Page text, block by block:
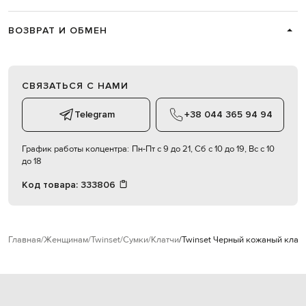
ВОЗВРАТ И ОБМЕН
СВЯЗАТЬСЯ С НАМИ
Telegram +38 044 365 94 94
График работы колцентра: Пн-Пт с 9 до 21, Сб с 10 до 19, Вс с 10
до 18
Код товара: 333806
Главная Женщинам Twinset Сумки Клатчи Twinset Черный кожаный